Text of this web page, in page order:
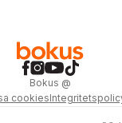
Bokus @
cookies